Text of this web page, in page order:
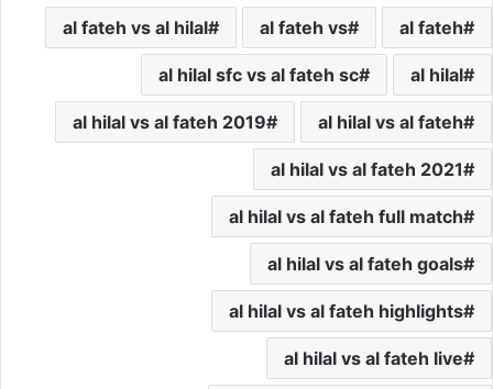
al fateh
al fateh vs
al fateh vs al hilal
al hilal
al hilal sfc vs al fateh sc
al hilal vs al fateh
al hilal vs al fateh 2019
al hilal vs al fateh 2021
al hilal vs al fateh full match
al hilal vs al fateh goals
al hilal vs al fateh highlights
al hilal vs al fateh live